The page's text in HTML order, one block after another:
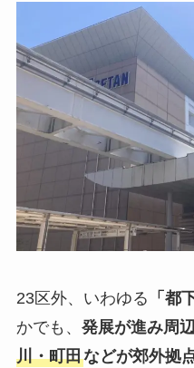
23区外、いわゆる 「都
かでも、 発展が進み周
川・町田などが郊外拠